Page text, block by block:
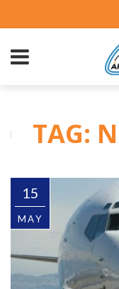
TAG:
15
MAY